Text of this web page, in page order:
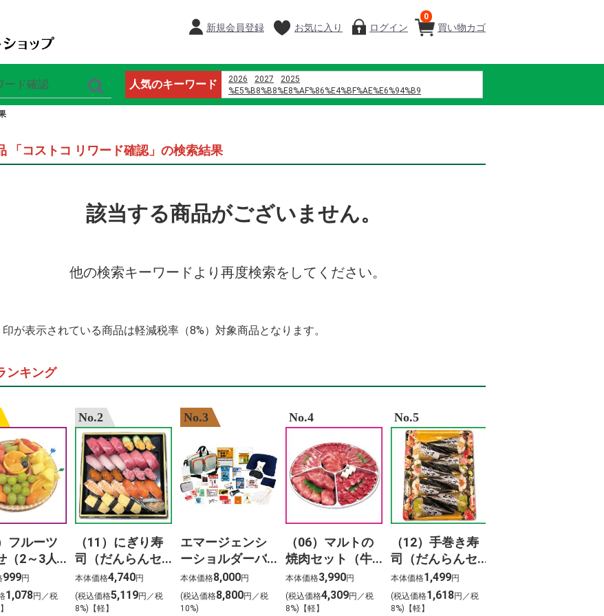
買い物カゴ
0
新規会員登録 お気に入り ログイン
人気のキーワード 2026 2027
2025
%E5%B8%B8%E8%AF%86%E4%BF%AE%E6%94%B9
%E3%83%9E%E3%82%B9%E3%82%AF %E8%A3%8F%E8%A1%A8
オードブル
%E5%91%A8%E5%8D%8E%E5%81%A5 %E4%BD%9C%E8%AF%8D
%E8%91%89%E9%85%B8
「コストコ リワード確認」の検索結果
該当する商品がございません。
他の検索キーワードより再度検索をしてください。
印が表示されている商品は軽減税率（8%）対象商品となります。
ンキング
フルーツ
（2～3人
999円
1,078円／税
No.2
（11）にぎり寿
司（だんらんセ
ット）3人前
本体価格4,740円
(税込価格5,119円／税
8%)【軽】
No.3
エマージェンシ
ーショルダーバ
ッグ24点セット
本体価格8,000円
(税込価格8,800円／税
10%)
No.4
（06）マルトの
焼肉セット（牛
タン入り）800ｇ
本体価格3,990円
(税込価格4,309円／税
8%)【軽】
No.5
（12）手巻き寿
司（だんらんセ
ット）（8本）
本体価格1,499円
(税込価格1,618円／税
8%)【軽】